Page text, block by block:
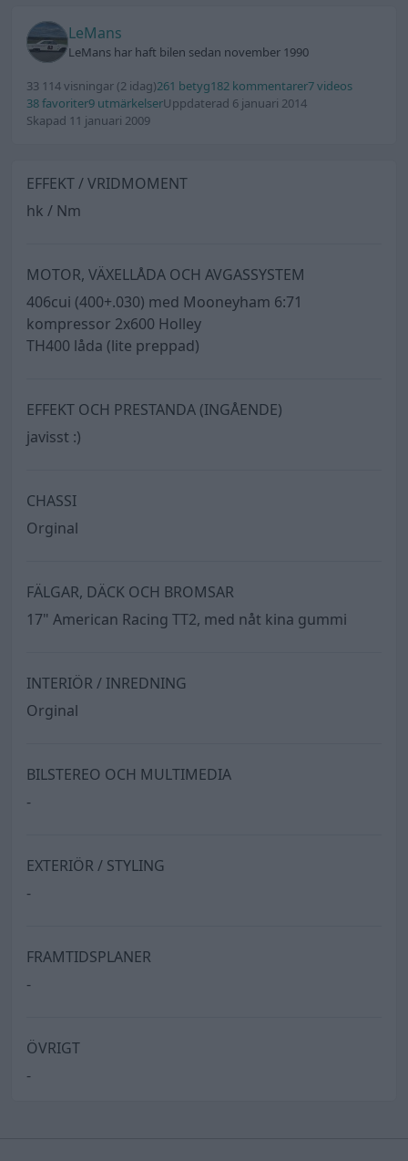
LeMans
LeMans har haft bilen sedan november 1990
33 114 visningar (2 idag)261 betyg182 kommentarer7 videos
38 favoriter9 utmärkelserUppdaterad 6 januari 2014
Skapad 11 januari 2009
EFFEKT / VRIDMOMENT
hk / Nm
MOTOR, VÄXELLÅDA OCH AVGASSYSTEM
406cui (400+.030) med Mooneyham 6:71
kompressor 2x600 Holley
TH400 låda (lite preppad)
EFFEKT OCH PRESTANDA (INGÅENDE)
javisst :)
CHASSI
Orginal
FÄLGAR, DÄCK OCH BROMSAR
17" American Racing TT2, med nåt kina gummi
INTERIÖR / INREDNING
Orginal
BILSTEREO OCH MULTIMEDIA
-
EXTERIÖR / STYLING
-
FRAMTIDSPLANER
-
ÖVRIGT
-